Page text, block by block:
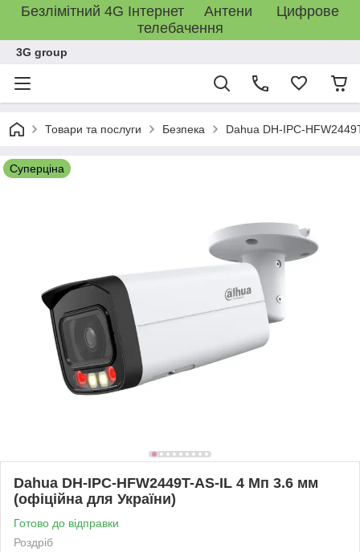
Безлімітний 4G Інтернет Антени Цифрове
телебачення
3G group
Товари та послуги Безпека Dahua DH-IPC-
Суперціна
Dahua DH-IPC-HFW2449T-AS-IL 4 Мп 3.6 мм
(офіційна для України)
Готово до відправки
Роздріб